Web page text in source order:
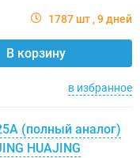
1787 шт 9 дней
В корзину
в избранное
(полный аналог)
HUAJING